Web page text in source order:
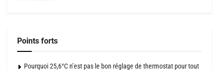
Points forts
Pourquoi 25,6°C n’est pas le bon réglage de thermostat pour tout